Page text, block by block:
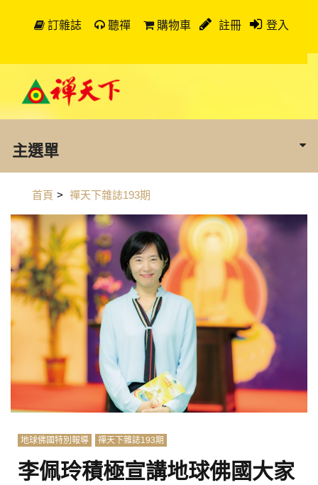
訂雜誌 聽禪 購物車 註冊 登入
主選單
首頁 > 禪天下雜誌193期
地球佛國特別報導 禪天下雜誌193期
李佩玲積極宣講地球佛國大家